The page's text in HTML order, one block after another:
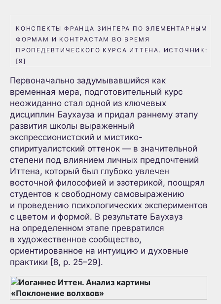
КОНСПЕКТЫ ФРАНЦА ЗИНГЕРА ПО ЭЛЕМЕНТАРНЫМ
ФОРМАМ И КОНТРАСТАМ ВО ВРЕМЯ
ПРОПЕДЕВТИЧЕСКОГО КУРСА ИТТЕНА. ИСТОЧНИК:
[9]
Первоначально задумывавшийся как
временная мера, подготовительный курс
неожиданно стал одной из ключевых
дисциплин Баухауза и придал раннему этапу
развития школы выраженный
экспрессионистский и мистико-
спиритуалистский оттенок — в значительной
степени под влиянием личных предпочтений
Иттена, который был глубоко увлечен
восточной философией и эзотерикой, поощрял
студентов к свободному самовыражению
и проведению психологических экспериментов
с цветом и формой. В результате Баухауз
на определенном этапе превратился
в художественное сообщество,
ориентированное на интуицию и духовные
практики [8, p. 25–29].